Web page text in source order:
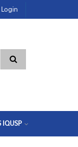
Login
IQUSP